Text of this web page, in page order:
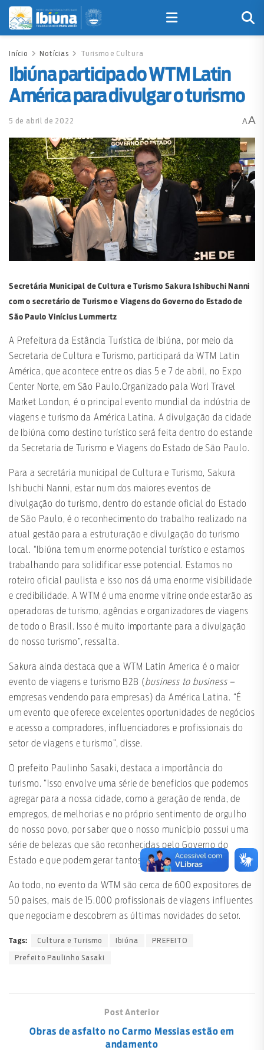
Início Notícias Turismo e Cultura
Ibiúna participa do WTM Latin
América para divulgar o turismo
5 de abril de 2022 AA
Secretária Municipal de Cultura e Turismo Sakura Ishibuchi Nanni
com o secretário de Turismo e Viagens do Governo do Estado de
São Paulo Vinícius Lummertz
A Prefeitura da Estância Turística de Ibiúna, por meio da
Secretaria de Cultura e Turismo, participará da WTM Latin
América, que acontece entre os dias 5 e 7 de abril, no Expo
Center Norte, em São Paulo.Organizado pala Worl Travel
Market London, é o principal evento mundial da indústria de
viagens e turismo da América Latina. A divulgação da cidade
de Ibiúna como destino turístico será feita dentro do estande
da Secretaria de Turismo e Viagens do Estado de São Paulo.
Para a secretária municipal de Cultura e Turismo, Sakura
Ishibuchi Nanni, estar num dos maiores eventos de
divulgação do turismo, dentro do estande oficial do Estado
de São Paulo, é o reconhecimento do trabalho realizado na
atual gestão para a estruturação e divulgação do turismo
local. “Ibiúna tem um enorme potencial turístico e estamos
trabalhando para solidificar esse potencial. Estamos no
roteiro oficial paulista e isso nos dá uma enorme visibilidade
e credibilidade. A WTM é uma enorme vitrine onde estarão as
operadoras de turismo, agências e organizadores de viagens
de todo o Brasil. Isso é muito importante para a divulgação
do nosso turismo”, ressalta.
Sakura ainda destaca que a WTM Latin America é o maior
evento de viagens e turismo B2B (business to business –
empresas vendendo para empresas) da América Latina. “É
um evento que oferece excelentes oportunidades de negócios
e acesso a compradores, influenciadores e profissionais do
setor de viagens e turismo”, disse.
O prefeito Paulinho Sasaki, destaca a importância do
turismo. “Isso envolve uma série de benefícios que podemos
agregar para a nossa cidade, como a geração de renda, de
empregos, de melhorias e no próprio sentimento de orgulho
do nosso povo, por saber que o nosso município possui uma
série de belezas que são reconhecidas pelo Governo do
Estado e que podem gerar tantos benefícios”, frisou.
Ao todo, no evento da WTM são cerca de 600 expositores de
50 países, mais de 15.000 profissionais de viagens influentes
que negociam e descobrem as últimas novidades do setor.
Tags: Cultura e Turismo Ibiúna PREFEITO
Prefeito Paulinho Sasaki
Post Anterior
Obras de asfalto no Carmo Messias estão em
andamento